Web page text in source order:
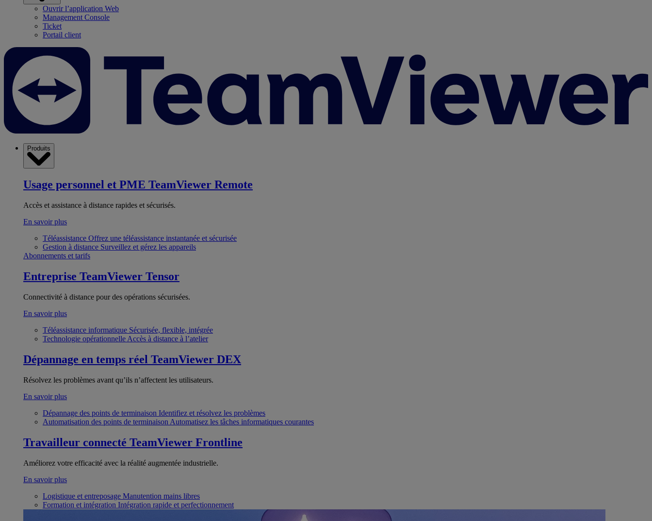
Ouvrir l’application Web
Management Console
Ticket
Portail client
Produits
Usage personnel et PME TeamViewer Remote
Accès et assistance à distance rapides et sécurisés.
En savoir plus
Téléassistance Offrez une téléassistance instantanée et sécurisée
Gestion à distance Surveillez et gérez les appareils
Abonnements et tarifs
Entreprise TeamViewer Tensor
Connectivité à distance pour des opérations sécurisées.
En savoir plus
Téléassistance informatique Sécurisée, flexible, intégrée
Technologie opérationnelle Accès à distance à l’atelier
Dépannage en temps réel TeamViewer DEX
Résolvez les problèmes avant qu’ils n’affectent les utilisateurs.
En savoir plus
Dépannage des points de terminaison Identifiez et résolvez les problèmes
Automatisation des points de terminaison Automatisez les tâches informatiques courantes
Travailleur connecté TeamViewer Frontline
Améliorez votre efficacité avec la réalité augmentée industrielle.
En savoir plus
Logistique et entreposage Manutention mains libres
Formation et intégration Intégration rapide et perfectionnement